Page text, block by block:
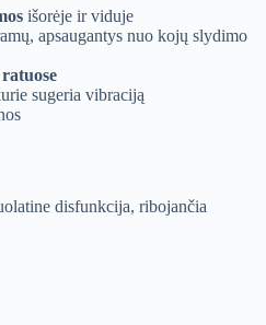
išorėje ir viduje
apsaugantys nuo kojų slydimo
sugeria vibraciją
disfunkcija, ribojančia